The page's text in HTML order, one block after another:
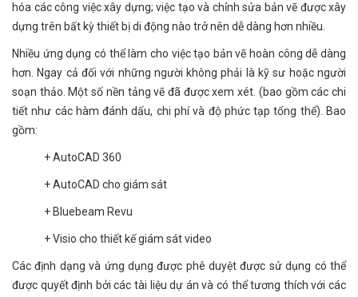
hóa các công việc xây dựng; việc tạo và chỉnh sửa bản vẽ được xây
dựng trên bất kỳ thiết bị di động nào trở nên dễ dàng hơn nhiều.
Nhiều ứng dụng có thể làm cho việc tạo bản vẽ hoàn công dễ dàng
hơn. Ngay cả đối với những người không phải là kỹ sư hoặc người
soạn thảo. Một số nền tảng vẽ đã được xem xét. (bao gồm các chi
tiết như các hàm đánh dấu, chi phí và độ phức tạp tổng thể). Bao
gồm:
+ AutoCAD 360
+ AutoCAD cho giám sát
+ Bluebeam Revu
+ Visio cho thiết kế giám sát video
Các định dạng và ứng dụng được phê duyệt được sử dụng có thể
được quyết định bởi các tài liệu dự án và có thể tương thích với các